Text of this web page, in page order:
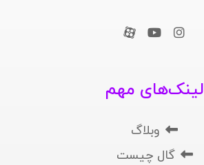
لینک‌های مهم
وبلاگ
گال چیست